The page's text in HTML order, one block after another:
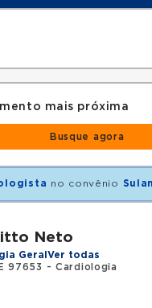
mais próxima
Busque agora
no convênio
Neto
Geral Ver todas
97653 - Cardiologia